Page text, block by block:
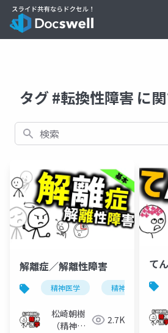
タグ #転換性障害 に
検索
解離症／解離性障害
精神医学 精神科
松崎朝樹
（精神科
2.7K
て